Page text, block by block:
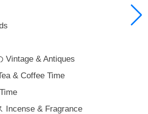
Vintage & Antiques
& Coffee Time
Incense & Fragrance